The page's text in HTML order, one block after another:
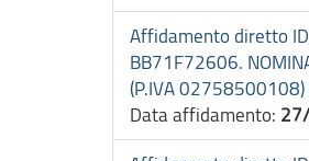
Affidamento diretto
BB71F72606.
(P.IVA 02758500108)
Data affidamento: